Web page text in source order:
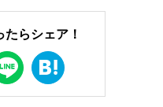
らシェア！